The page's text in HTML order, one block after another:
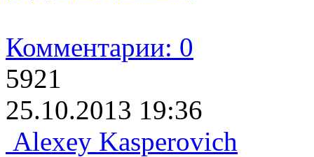
Комментарии: 0
5921
25.10.2013 19:36
Alexey Kasperovich